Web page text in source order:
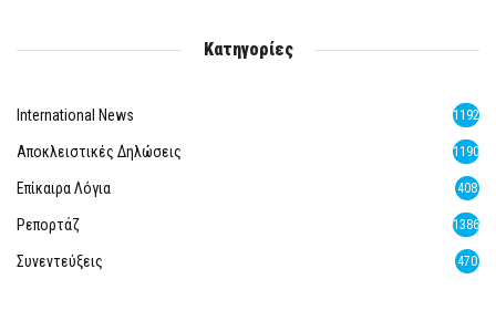
Κατηγορίες
International News 1192
Αποκλειστικές Δηλώσεις 1190
Επίκαιρα Λόγια 408
Ρεπορτάζ 1386
Συνεντεύξεις 470